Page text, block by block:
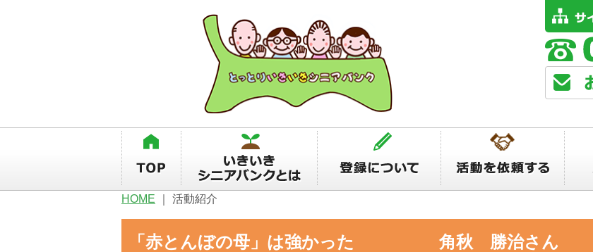
HOME 活動紹介
「赤とんぼの母」は強かった 角秋 勝治さん